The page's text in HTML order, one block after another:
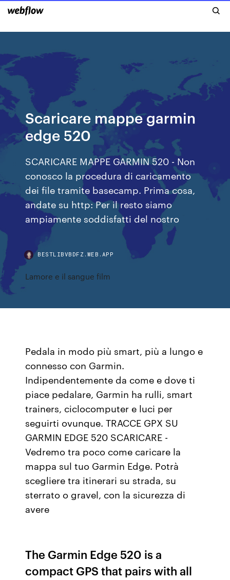
Scaricare mappe garmin
edge 520
SCARICARE MAPPE GARMIN 520 - Non
conosco la procedura di caricamento
dei file tramite basecamp. Prima cosa,
andate su http: Per il resto siamo
ampiamente soddisfatti del nostro
BESTLIBVBDFZ.WEB.APP
Lamore e il sangue film
Pedala in modo più smart, più a lungo e
connesso con Garmin.
Indipendentemente da come e dove ti
piace pedalare, Garmin ha rulli, smart
trainers, ciclocomputer e luci per
seguirti ovunque. TRACCE GPX SU
GARMIN EDGE 520 SCARICARE -
Vedremo tra poco come caricare la
mappa sul tuo Garmin Edge. Potrà
scegliere tra itinerari su strada, su
sterrato o gravel, con la sicurezza di
avere
The Garmin Edge 520 is a
compact GPS that pairs with all